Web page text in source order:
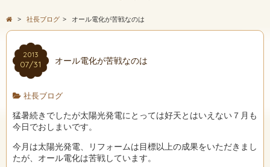
> 社長ブログ > オール電化が苦戦なのは
2013
07/31 オール電化が苦戦なのは
社長ブログ
猛暑続きでしたが太陽光発電にとっては好天とはいえない７月も
今日でおしまいです。
今月は太陽光発電、リフォームは目標以上の成果をいただきまし
たが、オール電化は苦戦しています。